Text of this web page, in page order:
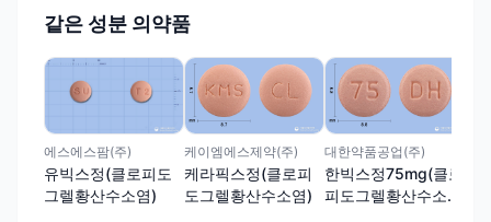
같은 성분 의약품
에스에스팜(주)
유빅스정(클로피도
그렐황산수소염)
케이엠에스제약(주)
케라픽스정(클로피
도그렐황산수소염)
대한약품공업(주)
한빅스정75mg(클로
피도그렐황산수소